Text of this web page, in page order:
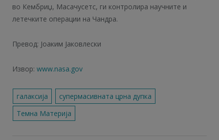
во Кембриџ, Масачусетс, ги контролира научните и
летечките операции на Чандра.
Превод: Јоаким Јаковлески
Извор: www.nasa.gov
галаксија
супермасивната црна дупка
Темна Материја